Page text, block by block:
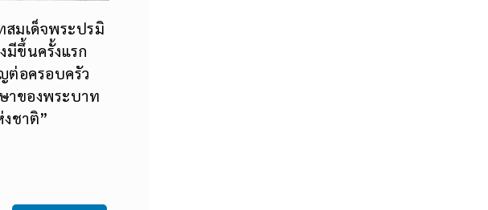
มเด็จพระปรมิ
ขึ้นครั้งแรก
ต่อครอบครัว
าของพระบาท
ชาติ”